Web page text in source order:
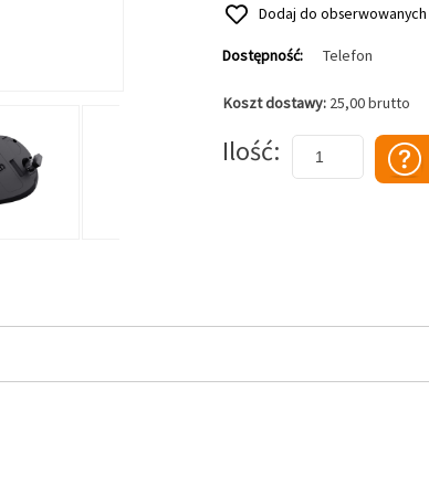
Dodaj do obserwowanych
Dostępność: Telefon
Koszt dostawy: 25,00 brutto
Ilość